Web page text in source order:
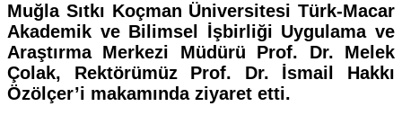
Muğla Sıtkı Koçman Üniversitesi Türk-Macar
Akademik ve Bilimsel İşbirliği Uygulama ve
Araştırma Merkezi Müdürü Prof. Dr. Melek
Çolak, Rektörümüz Prof. Dr. İsmail Hakkı
Özölçer’i makamında ziyaret etti.